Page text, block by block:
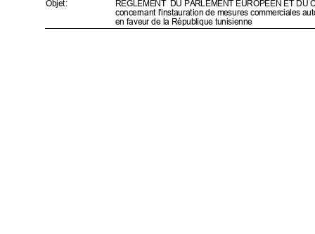
Objet: RÈGLEMENT  DU PAR LEMENT EUROPÉEN ET DU
concernant l'instauration de mesures commerciales
en faveur de la République tunisienne